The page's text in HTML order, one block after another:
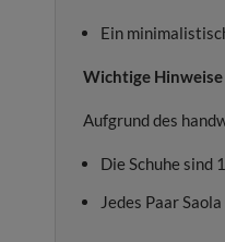
Ein
Wichtige Hinweise
Aufgrund des
Die Schuhe sind
Jedes Paar Saola